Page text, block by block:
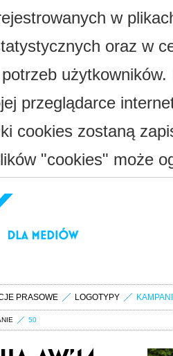
w
oraz w
przeglądarce
cookies zostaną
"cookies" może
PRASOWE LOGOTYPY
50